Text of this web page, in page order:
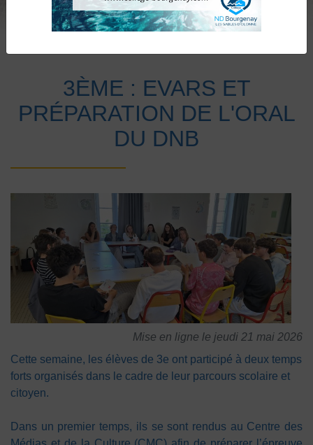
3ÈME : EVARS ET
PRÉPARATION DE L'ORAL
DU DNB
Mise en ligne le jeudi 21 mai 2026
Cette semaine, les élèves de 3e ont participé à deux temps
forts organisés dans le cadre de leur parcours scolaire et
citoyen.
Dans un premier temps, ils se sont rendus au Centre des